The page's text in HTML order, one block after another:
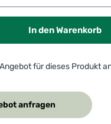
In den Warenkorb
für dieses Produkt
anfragen